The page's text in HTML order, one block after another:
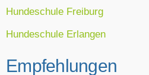
Hundeschule Freiburg
Hundeschule Erlangen
Empfehlungen